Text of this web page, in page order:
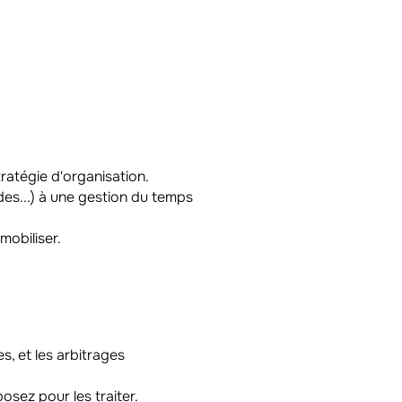
d'organisation.
à une gestion du temps
et les arbitrages
pour les traiter.